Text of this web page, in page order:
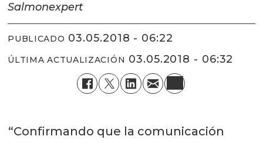
Salmonexpert
PUBLICADO 03.05.2018 - 06:22
ÚLTIMA ACTUALIZACIÓN 03.05.2018 - 06:32
“Confirmando que la comunicación